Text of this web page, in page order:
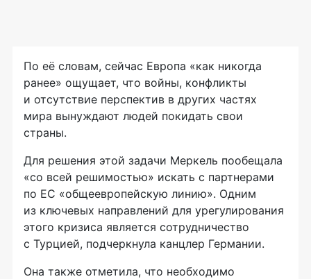
По её словам, сейчас Европа «как никогда
ранее» ощущает, что войны, конфликты
и отсутствие перспектив в других частях
мира вынуждают людей покидать свои
страны.
Для решения этой задачи Меркель пообещала
«со всей решимостью» искать с партнерами
по ЕС «общеевропейскую линию». Одним
из ключевых направлений для урегулирования
этого кризиса является сотрудничество
с Турцией, подчеркнула канцлер Германии.
Она также отметила, что необходимо